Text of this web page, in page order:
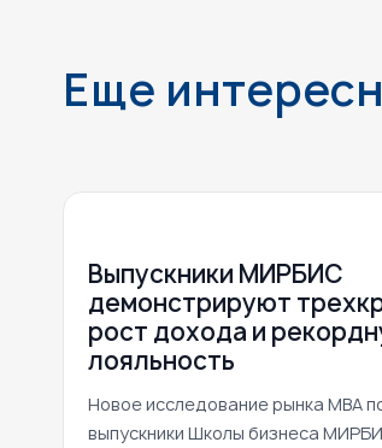
Еще
Выпускники МИРБИС
демонстрируют
рост дохода и
лояльность
Новое исследование рынка MBA
выпускники Школы бизнеса